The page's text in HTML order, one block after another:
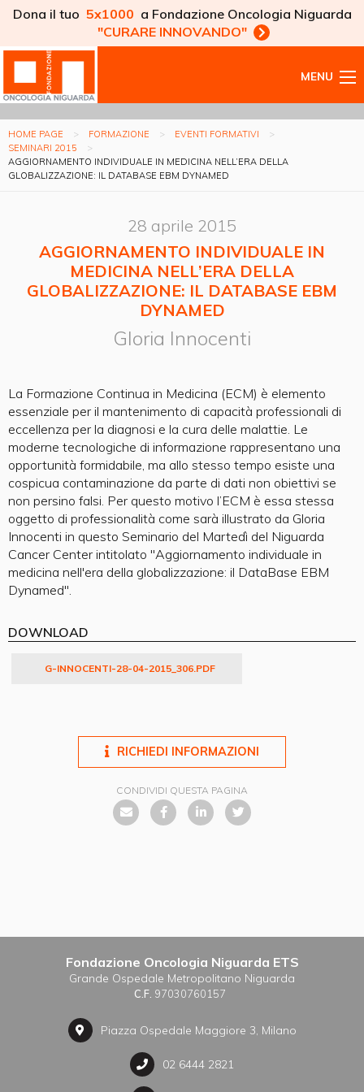
Dona il tuo 5x1000 a Fondazione Oncologia Niguarda
"CURARE INNOVANDO"
MENU
HOME PAGE FORMAZIONE
EVENTI FORMATIVI
SEMINARI 2015
AGGIORNAMENTO INDIVIDUALE IN MEDICINA NELL’ERA DELLA
GLOBALIZZAZIONE: IL DATABASE EBM DYNAMED
28 aprile 2015
AGGIORNAMENTO INDIVIDUALE IN
MEDICINA NELL’ERA DELLA
GLOBALIZZAZIONE: IL DATABASE EBM
DYNAMED
Gloria Innocenti
La Formazione Continua in Medicina (ECM) è elemento
essenziale per il mantenimento di capacità professionali di
eccellenza per la diagnosi e la cura delle malattie. Le
moderne tecnologiche di informazione rappresentano una
opportunità formidabile, ma allo stesso tempo esiste una
cospicua contaminazione da parte di dati non obiettivi se
non persino falsi. Per questo motivo l’ECM è essa stessa
oggetto di professionalità come sarà illustrato da Gloria
Innocenti in questo Seminario del Martedì del Niguarda
Cancer Center intitolato "Aggiornamento individuale in
medicina nell'era della globalizzazione: il DataBase EBM
Dynamed".
DOWNLOAD
G-INNOCENTI-28-04-2015_306.PDF
RICHIEDI INFORMAZIONI
CONDIVIDI QUESTA PAGINA
Fondazione Oncologia Niguarda ETS
Grande Ospedale Metropolitano Niguarda
C.F. 97030760157
Piazza Ospedale Maggiore 3, Milano
02 6444 2821